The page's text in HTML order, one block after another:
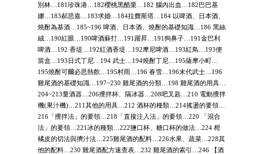
別林…181珍珠港…182櫻桃黑醋栗…182 腦內出血…182巴巴基
娜…183郝思嘉…183求婚…184拉費斯塔…184 以啤酒、日本酒、
燒酎為基酒…185~196 啤酒、日本酒、燒酎的基礎知識…186 黑絲
絨…190紅眼…190啤酒蘇打…191躍昇…191狗鼻子…191金巴利
啤酒…192 香堤…192紅酒香堤…192摩尼啤酒…193紅鳥…193便
當盒…193日式丁尼…194 武士…194燒酎丁尼…195薩摩小町…
195燒酎可爾必思熱飲…195村雨…196 春雪…196末代武士…196
雞尾酒的基礎知識…197~230 雞尾酒的分類…198 雞尾酒的用具…
204~213量酒器…206攪拌杯、隔冰器…208吧叉匙…210 電動攪拌
機(果汁機)…211其他的用具…212 酒杯的種類…214搖盪的要領…
216「攪拌法」的要領…218「直接注入法」的要領…220 「混合
法」的要領…221冰的種類…222鹽口杯、糖口杯的做法…224 柑
橘皮的切法與擠汁法…225雞尾酒的配料…226水果、蔬菜…228其
他的配料…230 雞尾酒配方速查表…232 雞尾酒的索引…246 【酒